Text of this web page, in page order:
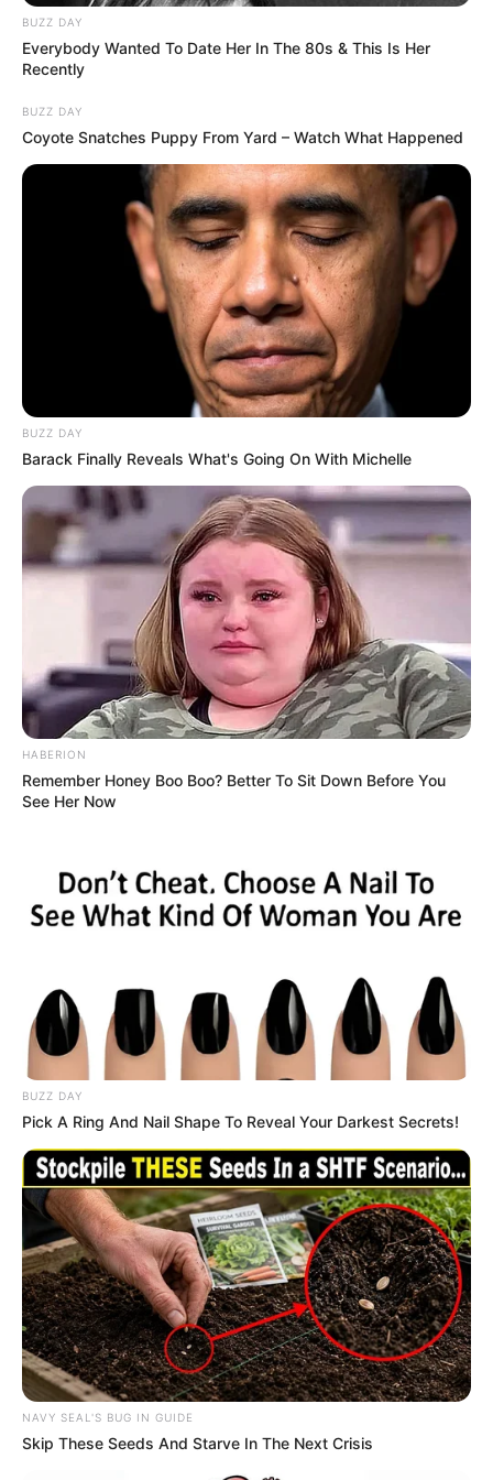
Περισσότερα νέα από την Εύβοια
Κάθε πότε κληρώνει το Τζόκερ το 2026:
Ημέρες και ώρα
Συντάξεις Οκτωβρίου 2026: Πότε θα γίνει η
Συντάξεις Σεπτεμβρίου 2026 πληρωμή
Ακολουθήστε το evianews.com στοGoogle
ΤΑ ΠΙΟ ΔΗΜΟΦΙΛΗ
BUZZ DAY
Everybody Wanted To Date Her In The 80s & This Is Her
Recently
BUZZ DAY
Coyote Snatches Puppy From Yard – Watch What Happened
BUZZ DAY
Barack Finally Reveals What's Going On With Michelle
HABERION
Remember Honey Boo Boo? Better To Sit Down Before You
See Her Now
BUZZ DAY
Pick A Ring And Nail Shape To Reveal Your Darkest Secrets!
NAVY SEAL'S BUG IN GUIDE
Skip These Seeds And Starve In The Next Crisis